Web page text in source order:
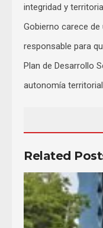
integridad y
Gobierno carece
responsable para
Plan de Desarrollo
autonomía
Related